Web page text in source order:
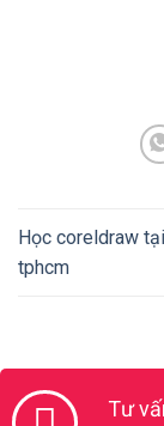
Học coreldraw
tphcm
Tư